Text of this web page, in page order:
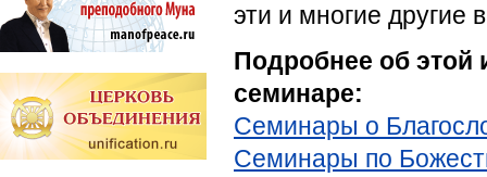
эти и многие
Подробнее об этой
семинаре:
Семинары о
Семинары по